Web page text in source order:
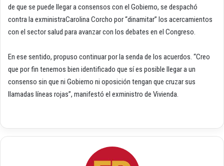
de que se puede llegar a consensos con el Gobierno, se despachó
contra la exministraCarolina Corcho por “dinamitar” los acercamientos
con el sector salud para avanzar con los debates en el Congreso.
En ese sentido, propuso continuar por la senda de los acuerdos. “Creo
que por fin tenemos bien identificado que sí es posible llegar a un
consenso sin que ni Gobierno ni oposición tengan que cruzar sus
llamadas líneas rojas”, manifestó el exministro de Vivienda.